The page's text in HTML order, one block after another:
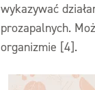
wykazywać
prozapalnych.
organizmie [4].